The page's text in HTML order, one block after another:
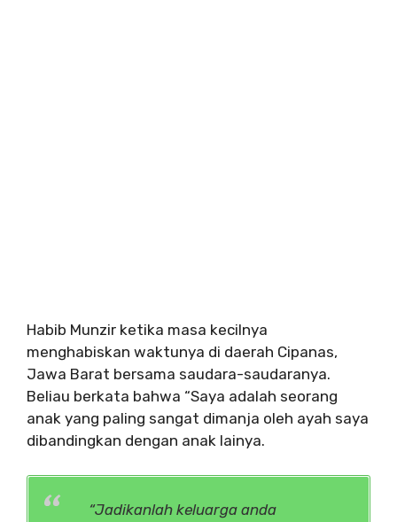
Habib Munzir ketika masa kecilnya
menghabiskan waktunya di daerah Cipanas,
Jawa Barat bersama saudara-saudaranya.
Beliau berkata bahwa “Saya adalah seorang
anak yang paling sangat dimanja oleh ayah saya
dibandingkan dengan anak lainya.
“Jadikanlah keluarga anda